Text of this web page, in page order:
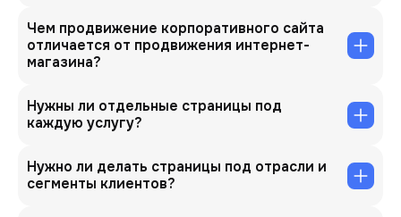
Чем продвижение корпоративного сайта
отличается от продвижения интернет-
магазина?
Нужны ли отдельные страницы под
каждую услугу?
Нужно ли делать страницы под отрасли и
сегменты клиентов?